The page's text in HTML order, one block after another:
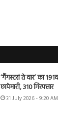
‘गैंगस्टरां ते वार’ का
छापेमारी, 310 गिरफ्तार
31 July 2026 - 9:20 AM